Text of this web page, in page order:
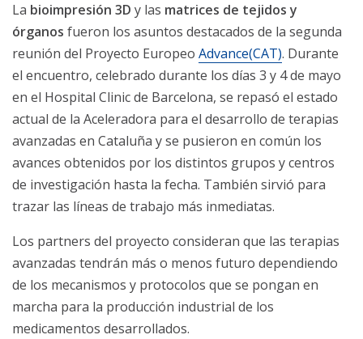
La bioimpresión 3D y las matrices de tejidos y
órganos fueron los asuntos destacados de la segunda
reunión del Proyecto Europeo Advance(CAT). Durante
el encuentro, celebrado durante los días 3 y 4 de mayo
en el Hospital Clinic de Barcelona, se repasó el estado
actual de la Aceleradora para el desarrollo de terapias
avanzadas en Cataluña y se pusieron en común los
avances obtenidos por los distintos grupos y centros
de investigación hasta la fecha. También sirvió para
trazar las líneas de trabajo más inmediatas.
Los partners del proyecto consideran que las terapias
avanzadas tendrán más o menos futuro dependiendo
de los mecanismos y protocolos que se pongan en
marcha para la producción industrial de los
medicamentos desarrollados.